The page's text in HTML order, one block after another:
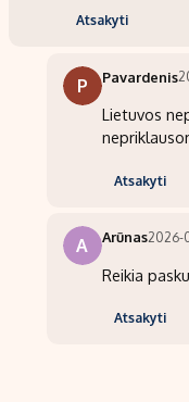
Atsakyti
P Pavardenis
Lietuvos
Atsakyti
A Arūnas2026-
Reikia
Atsakyti